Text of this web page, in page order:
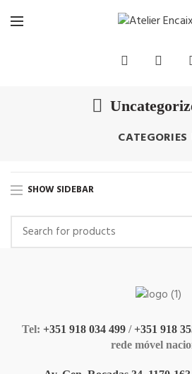
CATEGORIES
SHOW SIDEBAR
Tel: +351 918 034 499 /+351 918
rede móvel